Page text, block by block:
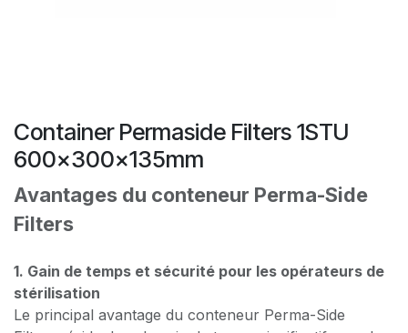
Container Permaside Filters 1STU
600x300x135mm
Avantages du conteneur Perma-Side
Filters
1. Gain de temps et sécurité pour les opérateurs de
stérilisation
Le principal avantage du conteneur Perma-Side